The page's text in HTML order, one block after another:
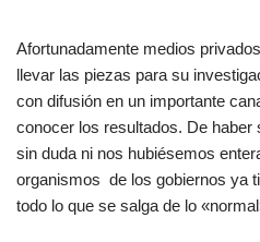
Afortunadamente medios
llevar las piezas para su
con difusión en un importante
conocer los resultados. De haber
sin duda ni nos hubiésemos
organismos de los gobiernos ya
todo lo que se salga de lo